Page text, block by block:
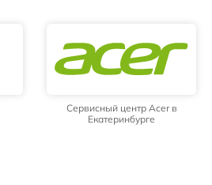
Сервисный центр Acer в
Екатеринбурге